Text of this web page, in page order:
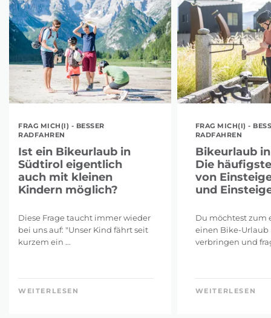
FRAG MICH(I) - BESSER
RADFAHREN
Ist ein Bikeurlaub in
Südtirol eigentlich
auch mit kleinen
Kindern möglich?
Diese Frage taucht immer wieder
bei uns auf: "Unser Kind fährt seit
kurzem ein ...
WEITERLESEN
FRAG MICH(I) -
RADFAHREN
Bikeurlaub
Die
von
und
Du möchtest zum
einen Bike-Urlaub
verbringen und
WEITERLESEN